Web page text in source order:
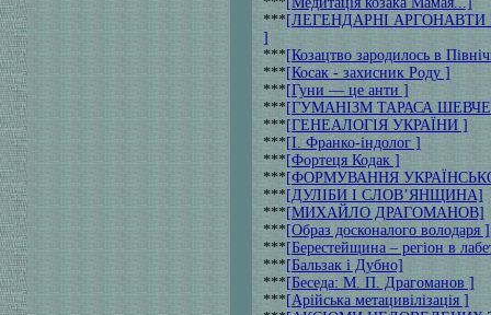
***[ЛЕГЕНДАРНІ
]
***[Козацтво зародилось в
***[Косак - захисник Роду ]
***[Гуни — це анти ]
***[ГУМАНІЗМ ТАРАСА
***[ГЕНЕАЛОГІЯ УКРАЇНИ ]
***[І. Франко-індолог ]
***[Фортеця Кодак ]
***[ФОРМУВАННЯ
***[ДУЛІБИ І СЛОВ’ЯНЩИНА]
***[МИХАЙЛО ДРАГОМАНОВ]
***[Образ досконалого володаря ]
***[Берестейщина – регiон в
***[Бальзак і Дубно]
***[Беседа: M. П. Драгоманов ]
***[Арійська метацивілізація ]